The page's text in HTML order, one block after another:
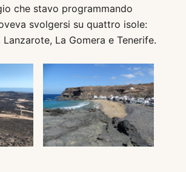
che stavo programmando
svolgersi su quattro isole:
Lanzarote, La Gomera e Tenerife.